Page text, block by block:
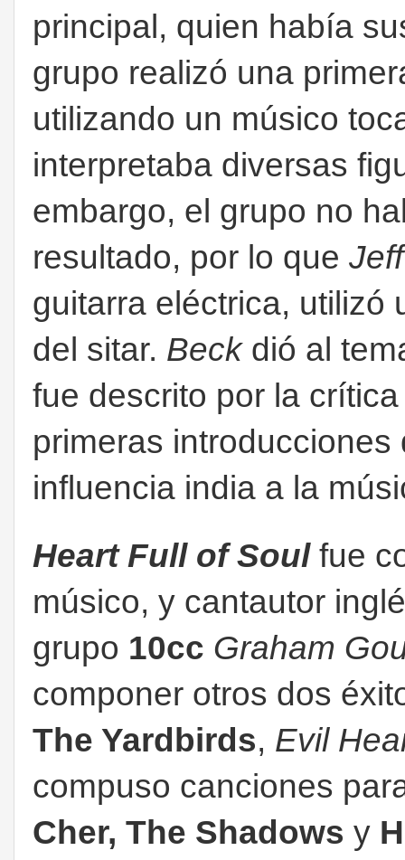
principal, quien había
grupo realizó una
utilizando un músico
interpretaba diversas
embargo, el grupo no
resultado, por lo que
guitarra eléctrica, utilizó
del sitar. Beckdió al
fue descrito por la
primeras
influencia india a la
Heart Full of Soulfue
músico, y cantautor
grupo 10cc Graham
componer otros dos
The Yardbirds, Evil
compuso canciones
Cher, The Shadows y